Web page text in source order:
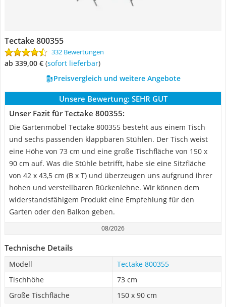
Tectake 800355
332 Bewertungen
ab 339,00 € ( Sofort lieferbar)
Preisvergleich und weitere Angebote
Unsere Bewertung: SEHR GUT
Unser Fazit für Tectake 800355:
Die Gartenmöbel Tectake 800355 besteht aus einem Tisch
und sechs passenden klappbaren Stühlen. Der Tisch weist
eine Höhe von 73 cm und eine große Tischfläche von 150 x
90 cm auf. Was die Stühle betrifft, habe sie eine Sitzfläche
von 42 x 43,5 cm (B x T) und überzeugen uns aufgrund ihrer
hohen und verstellbaren Rückenlehne. Wir können dem
widerstandsfähigem Produkt eine Empfehlung für den
Garten oder den Balkon geben.
08/2026
Technische Details
Modell
Tectake 800355
Tischhöhe
73 cm
Große Tischfläche
150 x 90 cm